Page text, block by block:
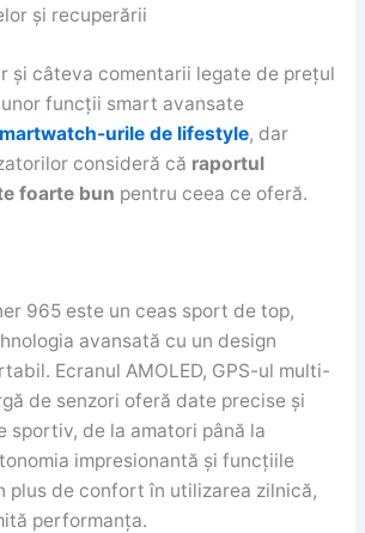
și recuperării
și câteva comentarii legate de prețul
funcții smart avansate
urile de lifestyle, dar
consideră că raportul
foarte bun pentru ceea ce oferă.
965 este un ceas sport de top,
avansată cu un design
Ecranul AMOLED, GPS-ul multi-
de senzori oferă date precise și
sportiv, de la amatori până la
impresionantă și funcțiile
plus de confort în utilizarea zilnică,
performanța.